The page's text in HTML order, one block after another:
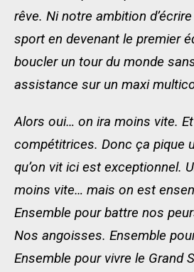
rêve. Ni notre ambition
sport en devenant le premier
boucler un tour du monde
assistance sur un maxi
Alors oui… on ira moins vite.
compétitrices. Donc ça pique
qu’on vit ici est exceptionnel.
moins vite… mais on est
Ensemble pour battre nos
Nos angoisses. Ensemble
Ensemble pour vivre le Grand